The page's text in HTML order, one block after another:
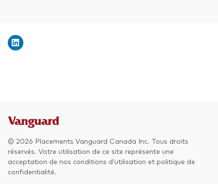
© 2026 Placements Vanguard Canada Inc. Tous droits
réservés. Votre utilisation de ce site représente une
acceptation de nos conditions d’utilisation et politique de
confidentialité.